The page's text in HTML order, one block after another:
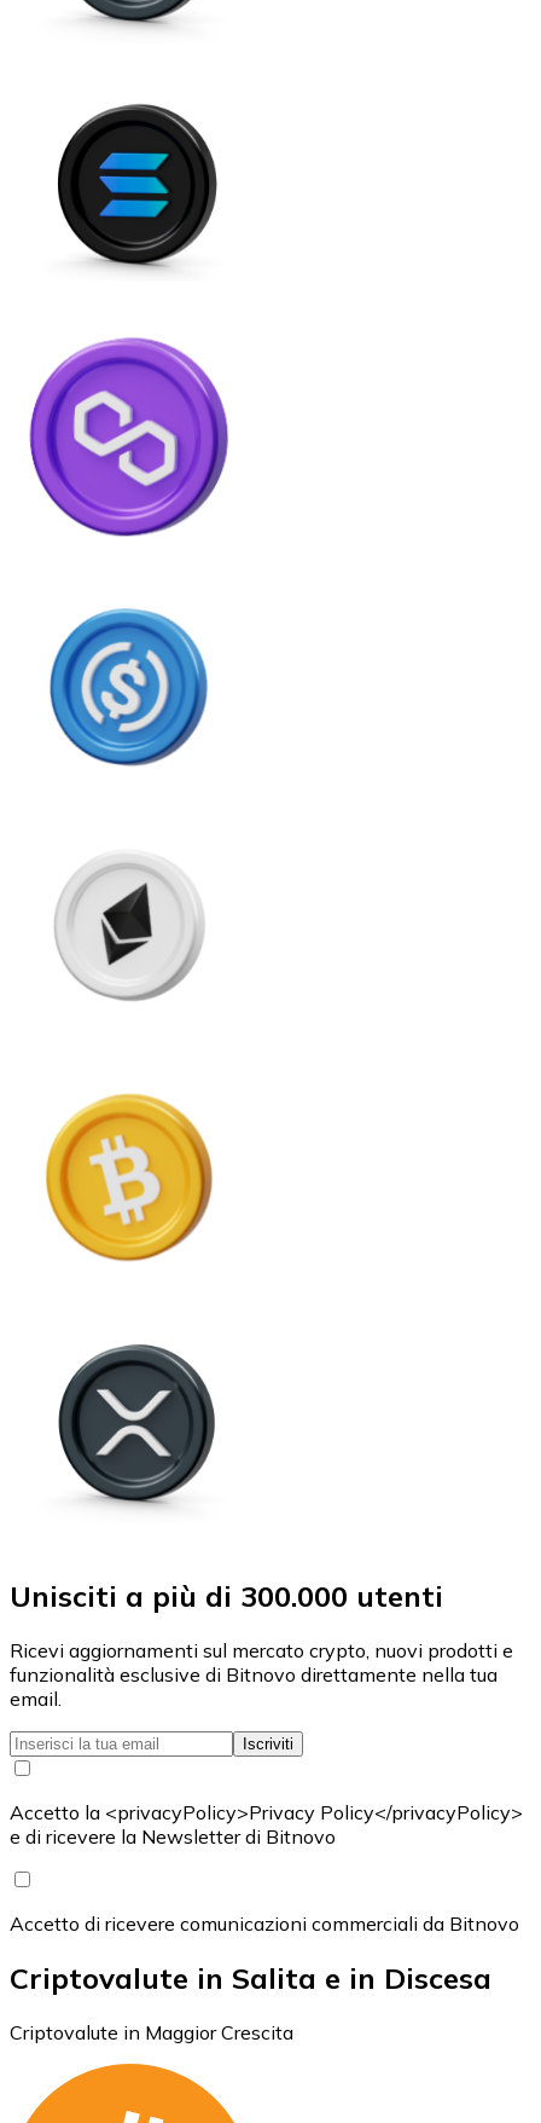
Unisciti a più di 300.000 utenti
Ricevi aggiornamenti sul mercato crypto, nuovi prodotti e
funzionalità esclusive di Bitnovo direttamente nella tua
email.
Iscriviti
Accetto la <privacyPolicy>Privacy Policy</privacyPolicy>
e di ricevere la Newsletter di Bitnovo
Accetto di ricevere comunicazioni commerciali da Bitnovo
Criptovalute in Salita e in Discesa
Criptovalute in Maggior Crescita